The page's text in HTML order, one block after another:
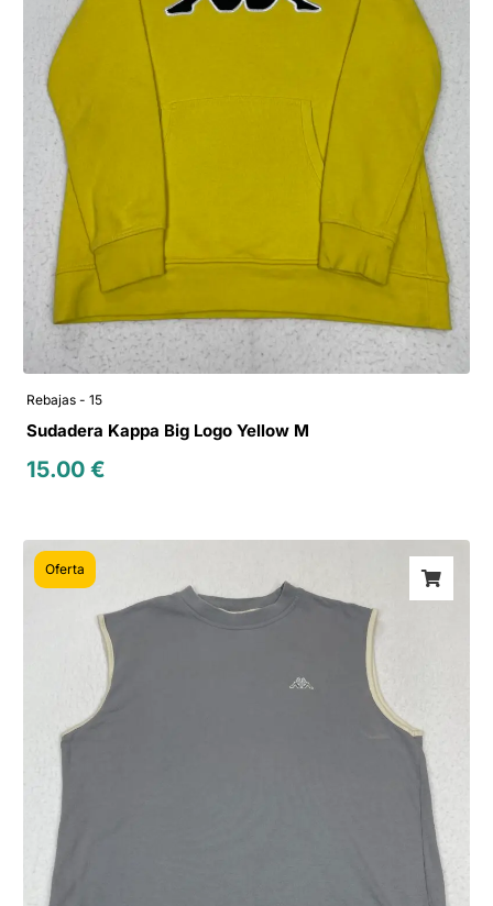
Rebajas - 15
Sudadera Kappa Big Logo Yellow M
15.00€
Oferta